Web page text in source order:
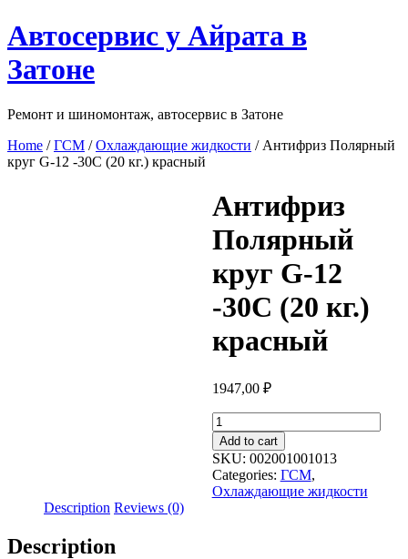
Перейти
к
содержимому
Автосервис у Айрата в
Затоне
Ремонт и шиномонтаж, автосервис в Затоне
Home /ГСМ /Охлаждающие жидкости / Антифриз Полярный
круг G-12 -30С (20 кг.) красный
Антифриз
Полярный
круг G-12
-30С (20 кг.)
красный
1947,00 ₽
Антифриз
Полярный
круг
G-
12
-30С
Add to cart
SKU: 002001001013
Categories: ГСМ,
Охлаждающие жидкости
Description Reviews (0)
Description